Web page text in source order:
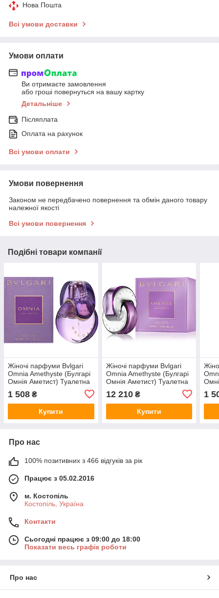
Нова Пошта
Всі умови доставки
Умови оплати
Ви отримаєте замовлення
або гроші повернуться на вашу картку
Детальніше
Післяплата
Оплата на рахунок
Всі умови оплати
Умови повернення
Законом не передбачено повернення та обмін даного товару
належної якості
Всі умови повернення
Подібні товари компанії
Жіночі парфуми Bvlgari
Omnia Amethyste (Булгарі
Омнія Аметист) Туалетна
1 508 ₴
Купити
Жіночі парфуми Bvlgari
Omnia Amethyste (Булгарі
Омнія Аметист) Туалетна
12 210₴
Купити
1
Про нас
100% позитивних з 466 відгуків за рік
Працює з 05.02.2016
м. Костопіль
Костопіль, Україна
Контакти
Сьогодні працює з 09:00 до 18:00
Показати весь графік роботи
Про нас